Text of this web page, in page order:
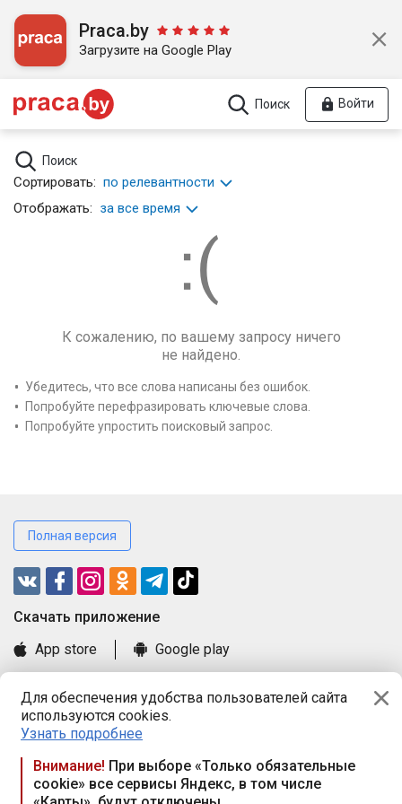
Для обеспечения удобства пользователей сайта
используются cookies.
Узнать подробнее
Внимание! При выборе «Только обязательные
cookie» все сервисы Яндекс, в том числе
Praca.by
Загрузите на Google Play
Поиск Войти
Поиск
Сортировать: по релевантности
Отображать: за все время
К сожалению, по вашему запросу ничего
не найдено.
Убедитесь, что все слова написаны без ошибок.
Попробуйте перефразировать ключевые слова.
Попробуйте упростить поисковый запрос.
Полная версия
Cкачать приложение
App store
Google play
Книга замечаний и предложений
Правила и документы
Praca.by © 2000—2026, ООО «ПРАЦА БАЙ»
Республика Беларусь, 220114, г. Минск, пр-т Независимости
117а, пом. № 9.